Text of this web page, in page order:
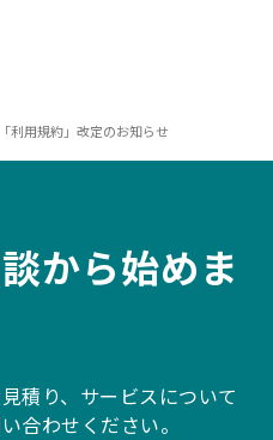
「利用規約」改定のお知らせ
から始めま
積り、サービスについて
合わせください。